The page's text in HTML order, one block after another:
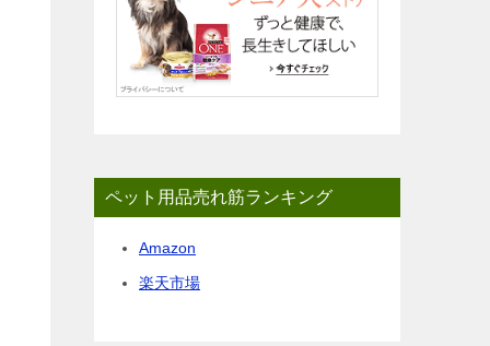
ペット用品売れ筋ランキング
Amazon
楽天市場